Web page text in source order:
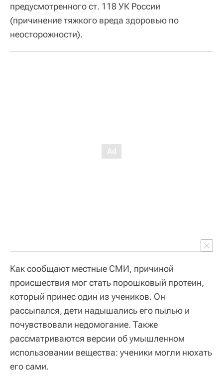
предусмотренного ст. 118 УК России
(причинение тяжкого вреда здоровью по
неосторожности).
Как сообщают местные СМИ, причиной
происшествия мог стать порошковый протеин,
который принес один из учеников. Он
рассыпался, дети надышались его пылью и
почувствовали недомогание. Также
рассматриваются версии об умышленном
использовании вещества: ученики могли нюхать
его сами.